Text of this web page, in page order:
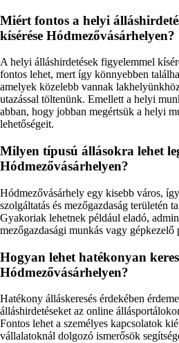
Miért fontos a helyi
kísérése Hódmezővásárhelyen?
A helyi álláshirdetések figyelemmel
fontos lehet, mert így könnyebben
amelyek közelebb vannak
utazással töltenünk. Emellett a helyi
abban, hogy jobban megértsük a helyi
lehetőségeit.
Milyen típusú állásokra lehet
Hódmezővásárhelyen?
Hódmezővásárhely egy kisebb város,
szolgáltatás és mezőgazdaság területén
Gyakoriak lehetnek például eladó,
mezőgazdasági munkás vagy gépkezelő
Hogyan lehet hatékonyan
Hódmezővásárhelyen?
Hatékony álláskeresés érdekében
álláshirdetéseket az online
Fontos lehet a személyes kapcsolatok
vállalatoknál dolgozó ismerősök